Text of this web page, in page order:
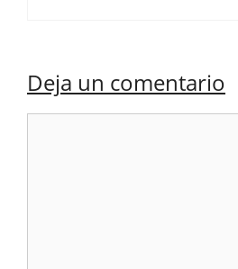
Deja un comentario